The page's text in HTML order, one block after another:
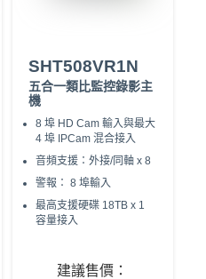
SHT508VR1N
五合一類比監控錄影主
機
8 埠 HD Cam 輸入與最大
4 埠 IPCam 混合接⼊
⾳頻⽀援：外接/同軸 x 8
警報： 8 埠輸⼊
最高支援硬碟 18TB x 1
容量接入
建議售價：